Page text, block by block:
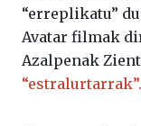
“erreplikatu”
Avatar filmak
Azalpenak
“estralurtarrak”.